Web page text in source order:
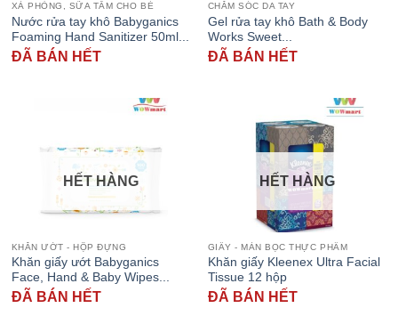
XÀ PHÒNG, SỮA TẮM CHO BÉ
Nước rửa tay khô Babyganics
Foaming Hand Sanitizer 50ml...
ĐÃ BÁN HẾT
CHĂM SÓC DA TAY
Gel rửa tay khô Bath & Body
Works Sweet...
ĐÃ BÁN HẾT
HẾT HÀNG
KHĂN ƯỚT - HỘP ĐỰNG
Khăn giấy ướt Babyganics
Face, Hand & Baby Wipes...
ĐÃ BÁN HẾT
HẾT HÀNG
GIẤY - MÀN BỌC THỰC PHẨM
Khăn giấy Kleenex Ultra Facial
Tissue 12 hộp
ĐÃ BÁN HẾT